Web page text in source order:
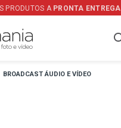
PRODUTOS A PRONTA ENTREGA
BROADCAST ÁUDIO E VÍDEO